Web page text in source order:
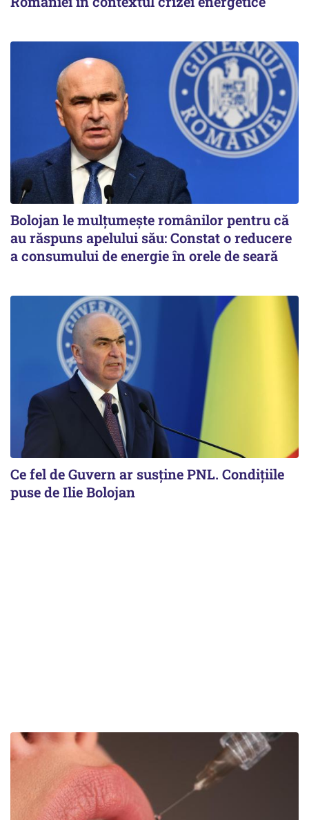
Bolojan le mulțumește românilor pentru că
au răspuns apelului său: Constat o reducere
a consumului de energie în orele de seară
Ce fel de Guvern ar susține PNL. Condițiile
puse de Ilie Bolojan